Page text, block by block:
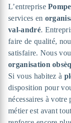
L’entreprise
services en
val-andré.
faire de qualité,
satisfaire. Nous
organisation
Si vous habitez à
disposition pour
nécessaires à votre
métier est avant